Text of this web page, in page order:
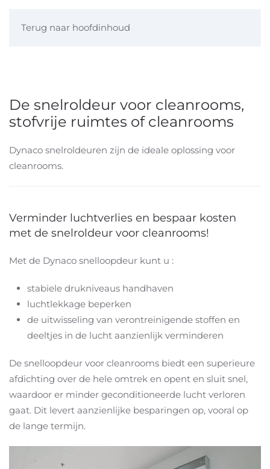
Terug naar hoofdinhoud
De snelroldeur voor cleanrooms,
stofvrije ruimtes of cleanrooms
Dynaco snelroldeuren zijn de ideale oplossing voor
cleanrooms.
Verminder luchtverlies en bespaar kosten
met de snelroldeur voor cleanrooms!
Met de Dynaco snelloopdeur kunt u :
stabiele drukniveaus handhaven
luchtlekkage beperken
de uitwisseling van verontreinigende stoffen en
deeltjes in de lucht aanzienlijk verminderen
De snelloopdeur voor cleanrooms biedt een superieure
afdichting over de hele omtrek en opent en sluit snel,
waardoor er minder geconditioneerde lucht verloren
gaat. Dit levert aanzienlijke besparingen op, vooral op
de lange termijn.